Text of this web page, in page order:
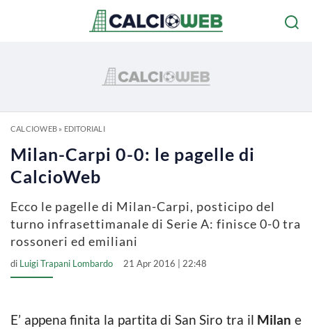
CALCIOWEB» EDITORIALI
Milan-Carpi 0-0: le pagelle di
CalcioWeb
Ecco le pagelle di Milan-Carpi, posticipo del
turno infrasettimanale di Serie A: finisce 0-0 tra
rossoneri ed emiliani
di Luigi Trapani Lombardo 21 Apr 2016 | 22:48
E’ appena finita la partita di San Siro tra il Milan e